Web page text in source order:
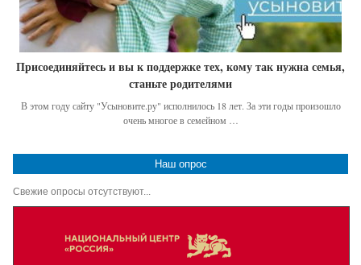
Присоединяйтесь и вы к поддержке тех, кому так нужна семья,
станьте родителями
В этом году сайту "Усыновите.ру" исполнилось 18 лет. За эти годы произошло
очень многое в семейном …
Наш опрос
Свежие опросы отсутствуют...